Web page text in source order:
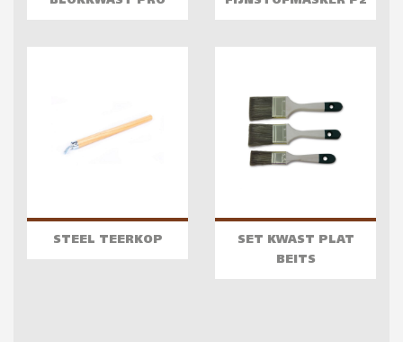
STEEL TEERKOP
SET KWAST PLAT
BEITS